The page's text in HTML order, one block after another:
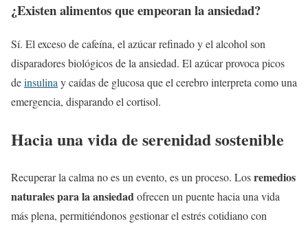
¿Existen alimentos que empeoran la ansiedad?
Sí. El exceso de cafeína, el azúcar refinado y el alcohol son
disparadores biológicos de la ansiedad. El azúcar provoca picos
deinsulina y caídas de glucosa que el cerebro interpreta como una
emergencia, disparando el cortisol.
Hacia una vida de serenidad sostenible
Recuperar la calma no es un evento, es un proceso. Losremedios
naturales para la ansiedadofrecen un puente hacia una vida
más plena, permitiéndonos gestionar el estrés cotidiano con